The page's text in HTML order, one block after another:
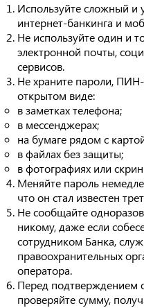
Используйте сложный и
интернет-банкинга и
Не используйте один и
электронной почты,
сервисов.
Не храните пароли,
открытом виде:
в заметках телефона;
в мессенджерах;
на бумаге рядом с
в файлах без защиты;
в фотографиях или
Меняйте пароль
что он стал известен
Не сообщайте
никому, даже если
сотрудником Банка,
правоохранительных
оператора.
Перед подтверждением
проверяйте сумму,